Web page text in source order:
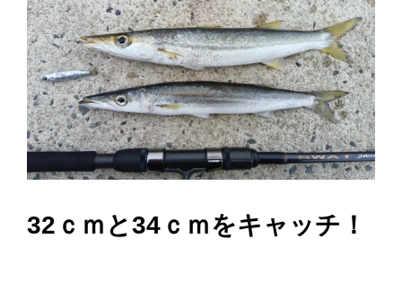
32ｃｍと34ｃｍをキャッチ！